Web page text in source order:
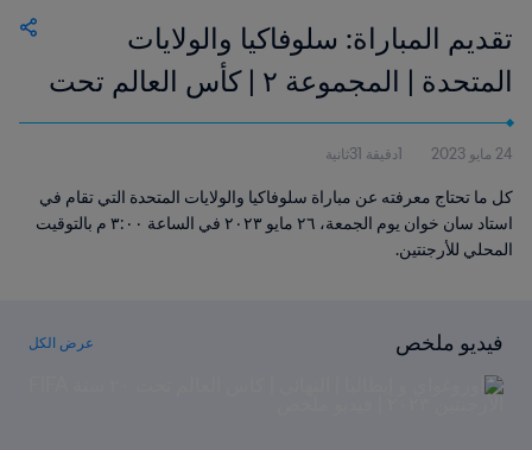
تقديم المباراة: سلوفاكيا والولايات
المتحدة | المجموعة ٢ | كأس العالم تحت
٢٠ سنة FIFA الأرجنتين ٢٠٢٣™
24 مايو 2023 1دقيقة 31ثانية
كل ما تحتاج معرفته عن مباراة سلوفاكيا والولايات المتحدة التي تقام في
استاد سان خوان يوم الجمعة، ٢٦ مايو ٢٠٢٣ في الساعة ٣:٠٠ م بالتوقيت
المحلي للأرجنتين.
فيديو ملخص عرض الكل